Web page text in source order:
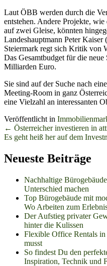
Laut ÖBB werden durch die
entstehen. Andere Projekte,
auf zwei Gleise, könnten
Landeshauptmann Peter Kaiser
Steiermark regt sich Kritik von
Das Gesamtbudget für die
Milliarden Euro.
Sie sind auf der Suche nach
Meeting-Room in ganz
eine Vielzahl an interessanten
Veröffentlicht in
Beitrags-
Navigation
← Österreicher investieren in
Es geht heiß her auf dem
Neueste Beiträge
Nachhaltige
Unterschied machen
Top Bürogebäude mit
Wo Arbeiten zum
Der Aufstieg privater
hinter die Kulissen
Flexible Office Rentals
musst
So findest Du den
Inspiration, Technik und